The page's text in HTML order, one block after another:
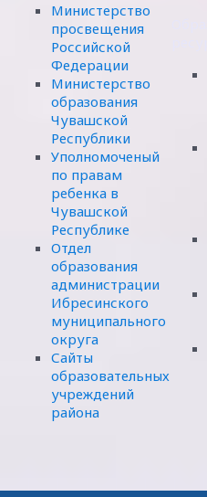
Министерство
просвещения
Российской
Федерации
Министерство
образования
Чувашской
Республики
Уполномоченый
по правам
ребенка в
Чувашской
Республике
Отдел
образования
администрации
Ибресинского
муниципального
округа
Сайты
образовательных
учреждений
района